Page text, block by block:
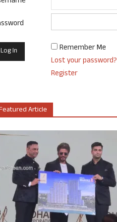
Remember Me
Lost your password?
Register
Article